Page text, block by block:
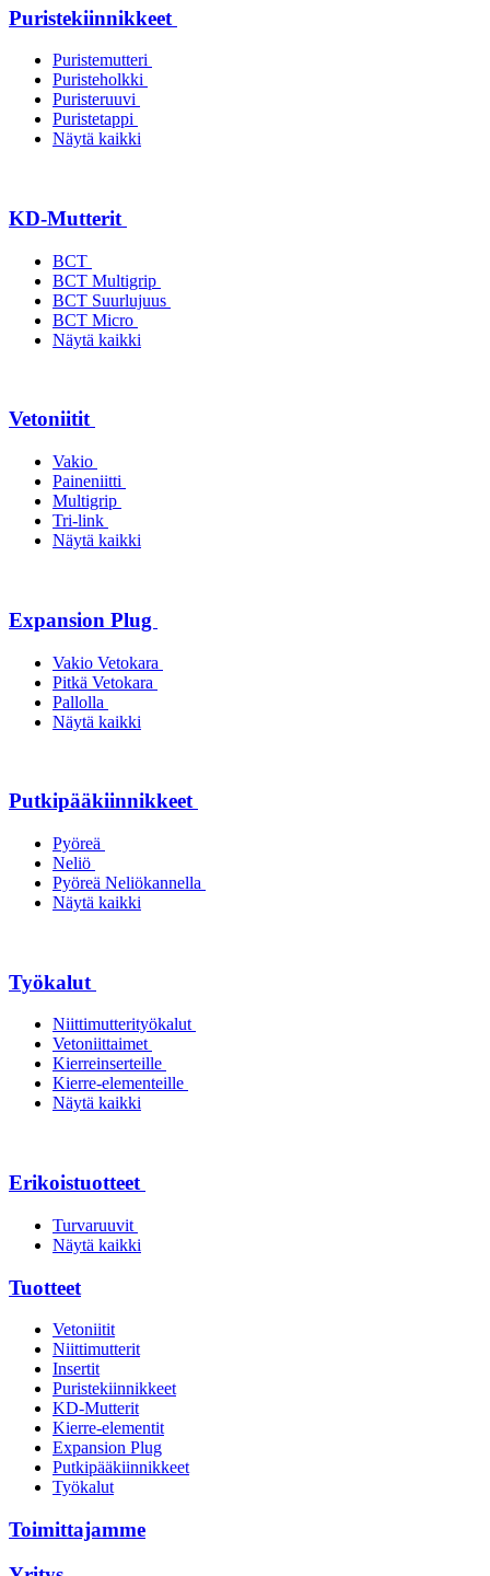
Puristekiinnikkeet
Puristemutteri
Puristeholkki
Puristeruuvi
Puristetappi
Näytä kaikki
KD-Mutterit
BCT
BCT Multigrip
BCT Suurlujuus
BCT Micro
Näytä kaikki
Vetoniitit
Vakio
Paineniitti
Multigrip
Tri-link
Näytä kaikki
Expansion Plug
Vakio Vetokara
Pitkä Vetokara
Pallolla
Näytä kaikki
Putkipääkiinnikkeet
Pyöreä
Neliö
Pyöreä Neliökannella
Näytä kaikki
Työkalut
Niittimutterityökalut
Vetoniittaimet
Kierreinserteille
Kierre-elementeille
Näytä kaikki
Erikoistuotteet
Turvaruuvit
Näytä kaikki
Tuotteet
Vetoniitit
Niittimutterit
Insertit
Puristekiinnikkeet
KD-Mutterit
Kierre-elementit
Expansion Plug
Putkipääkiinnikkeet
Työkalut
Toimittajamme